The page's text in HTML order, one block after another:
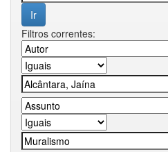
Filtros correntes: